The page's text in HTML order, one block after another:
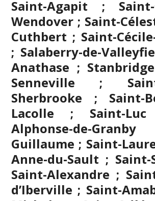
Saint-Agapit ; Saint-
Wendover ; Saint-
Cuthbert ; Saint-
; Salaberry-de-
Anathase ;
Senneville ;
Sherbrooke ; Saint-
Lacolle ; Saint-
Alphonse-de-
Guillaume ; Saint-
Anne-du-Sault ;
Saint-Alexandre ;
d’Iberville ; Saint-